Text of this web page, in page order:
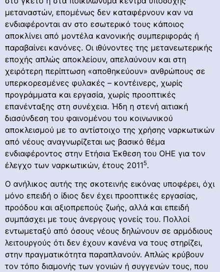
μεταναστών, επομένως δεν καταφέρνουν καν να
ενδιαφέρονται αν στο εσωτερικό τους κάποιος
αποκλίνει από μοντέλα κανονικής συμπεριφοράς ή
παραβαίνει κανόνες. Οι ιθύνοντες της μετανεωτερικής
εποχής απλώς αποκλείουν, απελαύνουν και στη
χειρότερη περίπτωση «αποθηκεύουν» ανθρώπους σε
υπερκορεσμένες φυλακές – κοντέινερς, χωρίς
προγράμματα και εργασία, χωρίς προοπτικές
επανένταξης στη συνέχεια. Ήδη η στενή αιτιακή
διασύνδεση του φαινομένου του κοινωνικού
αποκλεισμού με το αντίστοιχο της χρήσης ναρκωτικών
από νέους αναγνωρίζεται ως βασικό θέμα
ενδιαφέροντος στην Ετήσια Έκθεση του ΟΗΕ για τον
έλεγχο των ναρκωτικών, έτους 20115.
Ο ανήλικος αυτής της σκοτεινής εικόνας υποφέρει, όχι
μόνο επειδή ο ίδιος δεν έχει προοπτικές εργασίας,
προόδου και αξιοπρεπούς ζωής, αλλά και επειδή
συμπάσχει με τους άνεργους γονείς του. Πολλοί
εντωμεταξύ από όσους νέους δηλώνουν σε αρμόδιους
λειτουργούς ότι δεν έχουν κανένα να τους στηρίζει,
στην πραγματικότητα παραπλανούν. Απλώς κρύβουν
τον τόπο διαμονής των γονιών ή συγγενών τους, που